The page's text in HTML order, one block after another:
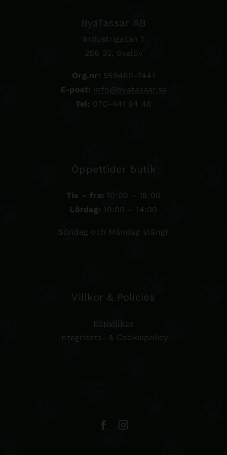
ByaTassar AB
Industrigatan 1
268 33, Svalöv
Org.nr: 559460-7441
E-post: info@byatassar.se
Tel: 070-441 94 48
Öppettider butik
Tis – fre: 10:00 – 18:00
Lördag: 10:00 – 14:00
Söndag och Måndag stängt
Villkor & Policies
Köpvillkor
Integritets- & Cookiepolicy